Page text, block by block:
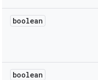
boolean
boolean